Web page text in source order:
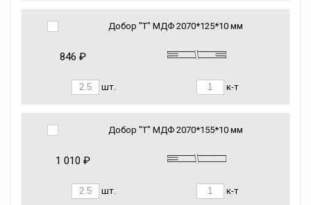
Добор "Т" МДФ 2070*125*10 мм
846 ₽
шт. к-т
Добор "Т" МДФ 2070*155*10 мм
1 010 ₽
шт. к-т